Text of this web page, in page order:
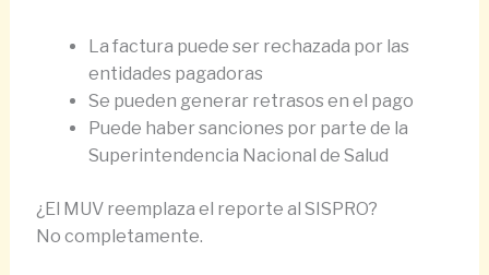
La factura puede ser rechazada por las
entidades pagadoras
Se pueden generar retrasos en el pago
Puede haber sanciones por parte de la
Superintendencia Nacional de Salud
¿El MUV reemplaza el reporte al SISPRO?
No completamente.